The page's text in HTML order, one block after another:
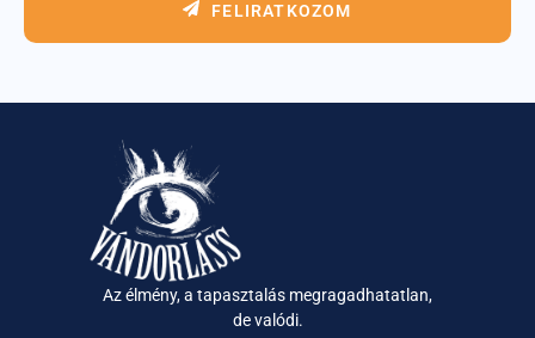
FELIRATKOZOM
Az élmény, a tapasztalás megragadhatatlan,
de valódi.